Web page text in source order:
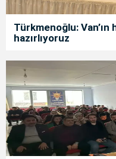
Türkmenoğlu:
hazırlıyoruz